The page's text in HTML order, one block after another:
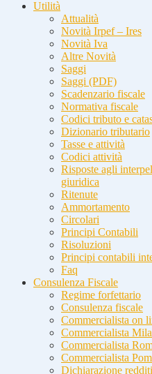
Utilità
Attualità
Novità Irpef – Ires
Novità Iva
Altre Novità
Saggi
Saggi (PDF)
Scadenzario fiscale
Normativa fiscale
Codici tributo e
Dizionario tributario
Tasse e attività
Codici attività
Risposte agli
giuridica
Ritenute
Ammortamento
Circolari
Principi Contabili
Risoluzioni
Principi contabili
Faq
Consulenza Fiscale
Regime forfettario
Consulenza fiscale
Commercialista on
Commercialista
Commercialista
Commercialista
Dichiarazione redditi